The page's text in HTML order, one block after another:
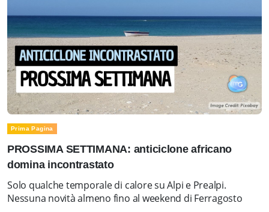
Prima Pagina
PROSSIMA SETTIMANA: anticiclone africano
domina incontrastato
Solo qualche temporale di calore su Alpi e Prealpi.
Nessuna novità almeno fino al weekend di Ferragosto